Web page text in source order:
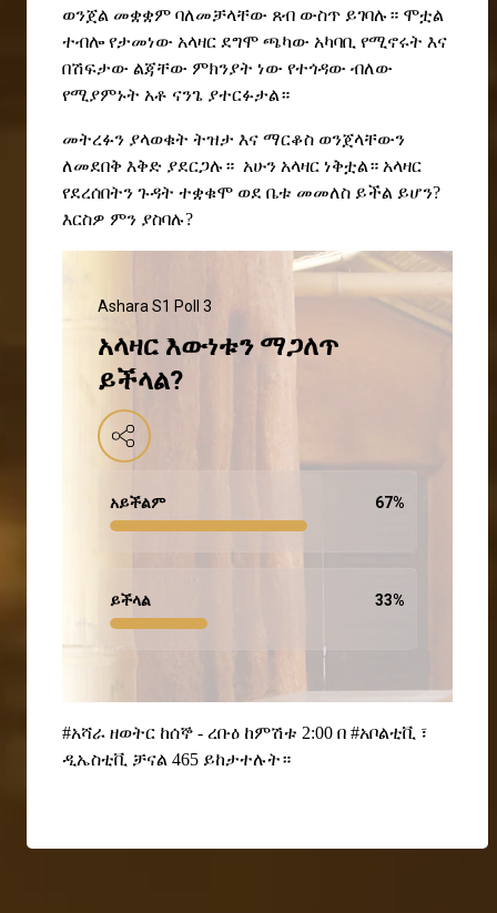
ወንጀል መቋቋም ባለመቻላቸው ጸብ ውስጥ ይገባሉ። ሞቷል
ተብሎ የታመነው አላዛር ደግሞ ጫካው አካባቢ የሚኖሩት እና
በሽፍታው ልጃቸው ምክንያት ነው የተጎዳው ብለው
የሚያምኑት አቶ ናንጌ ያተርፉታል።
መትረፉን ያላወቁት ትዝታ እና ማርቆስ ወንጀላቸውን
ለመደበቅ እቅድ ያደርጋሉ ። አሁን አላዛር ነቅቷል። አላዛር
የደረሰበትን ጉዳት ተቋቁሞ ወደ ቤቱ መመለስ ይችል ይሆን?
እርስዎ ምን ያስባሉ?
Ashara S1 Poll 3
አላዛር እውነቱን ማጋለጥ
ይችላል?
አይችልም 67%
ይችላል 33%
#አሻራ ዘወትር ከሰኞ - ረቡዕ ከምሽቱ 2:00 በ #አቦልቲቪ ፣
ዲኤስቲቪ ቻናል 465 ይከታተሉት።